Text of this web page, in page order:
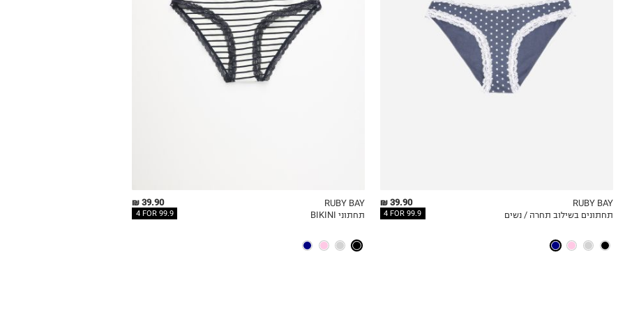
MY LIST
39.90 ₪
4 FOR 99.9
RUBY BAY
תחתונים בשילוב תחרה / נשים
MY LIST
39.90 ₪
4 FOR 99.9
RUBY BAY
תחתוני BIKINI